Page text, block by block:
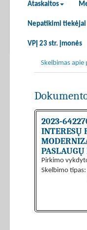
Ataskaitos
Nepatikimi tiekėjai
VPĮ 23 str. įmonės
Skelbimas apie
2023-
INTERESŲ
Pirkimo
Skelbimo tipas: